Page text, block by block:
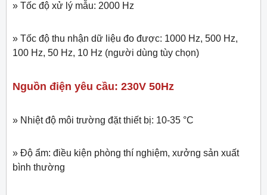
» Tốc độ xử lý mẫu: 2000 Hz
» Tốc độ thu nhận dữ liệu đo được: 1000 Hz, 500 Hz,
100 Hz, 50 Hz, 10 Hz (người dùng tùy chọn)
Nguồn điện yêu cầu: 230V 50Hz
» Nhiệt độ môi trường đặt thiết bị: 10-35 °C
» Độ ẩm: điều kiện phòng thí nghiệm, xưởng sản xuất
bình thường